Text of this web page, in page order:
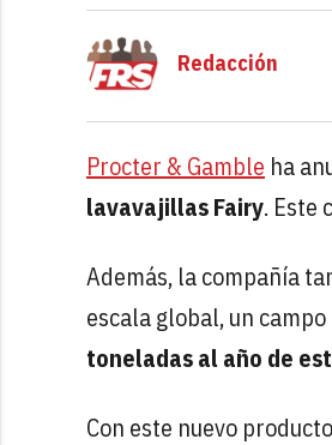
Redacción
Procter & Gamble ha
lavavajillas Fairy. Este
Además, la compañía
escala global, un
toneladas al año de
Con este nuevo